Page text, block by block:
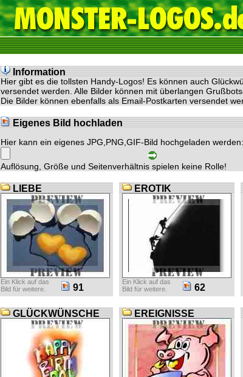
Information
Hier gibt es die tollsten Handy-Logos! Es können auch
versendet werden. Alle Bilder können mit überlangen
Die Bilder können ebenfalls als Email-Postkarten versendet
Eigenes Bild hochladen
Hier kann ein eigenes JPG,PNG,GIF-Bild hochgeladen
Auflösung, Größe und Seitenverhältnis spielen keine Rolle!
LIEBE
Ein Klick auf das
Bild für weitere.
91
EROTIK
Ein Klick auf das
Bild für weitere.
62
GLÜCKWÜNSCHE EREIGNISSE